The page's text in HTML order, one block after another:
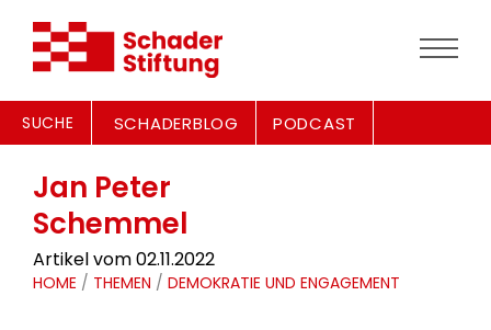
SUCHE SCHADERBLOG PODCAST
Jan Peter
Schemmel
Artikel vom 02.11.2022
HOME / THEMEN / DEMOKRATIE UND ENGAGEMENT